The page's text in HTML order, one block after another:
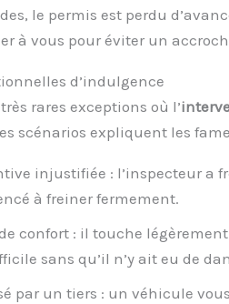
le permis est perdu
à vous pour éviter un
d’indulgence
rares exceptions où l’
scénarios expliquent les
injustifiée : l’inspecteur a
à freiner fermement.
confort : il touche
sans qu’il n’y ait eu de
par un tiers : un véhicule